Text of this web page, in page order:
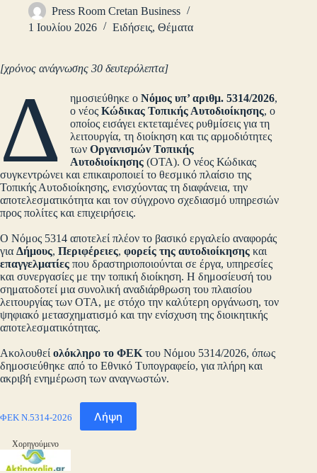
Press Room Cretan Business
1 Ιουλίου 2026
Ειδήσεις, Θέματα
[χρόνος ανάγνωσης 30 δευτερόλεπτα]
Δ ημοσιεύθηκε οΝόμος υπ’ αριθμ. 5314/2026,
ο νέοςΚώδικας Τοπικής Αυτοδιοίκησης, ο
οποίος εισάγει εκτεταμένες ρυθμίσεις για τη
λειτουργία, τη διοίκηση και τις αρμοδιότητες
τωνΟργανισμών Τοπικής
Αυτοδιοίκησης (ΟΤΑ). Ο νέος Κώδικας
συγκεντρώνει και επικαιροποιεί το θεσμικό πλαίσιο της
Τοπικής Αυτοδιοίκησης, ενισχύοντας τη διαφάνεια, την
αποτελεσματικότητα και τον σύγχρονο σχεδιασμό υπηρεσιών
προς πολίτες και επιχειρήσεις.
Ο Νόμος 5314 αποτελεί πλέον το βασικό εργαλείο αναφοράς
για Δήμους, Περιφέρειες, φορείς της αυτοδιοίκησης και
επαγγελματίες που δραστηριοποιούνται σε έργα, υπηρεσίες
και συνεργασίες με την τοπική διοίκηση. Η δημοσίευσή του
σηματοδοτεί μια συνολική αναδιάρθρωση του πλαισίου
λειτουργίας των ΟΤΑ, με στόχο την καλύτερη οργάνωση, τον
ψηφιακό μετασχηματισμό και την ενίσχυση της διοικητικής
αποτελεσματικότητας.
Ακολουθεί ολόκληρο το ΦΕΚ του Νόμου 5314/2026, όπως
δημοσιεύθηκε από το Εθνικό Τυπογραφείο, για πλήρη και
ακριβή ενημέρωση των αναγνωστών.
ΦΕΚ Ν.5314-2026 Λήψη
Χορηγούμενο